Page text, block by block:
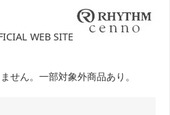
WEB SITE
せん。一部対象外商品あり。